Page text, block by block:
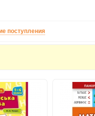
поступления